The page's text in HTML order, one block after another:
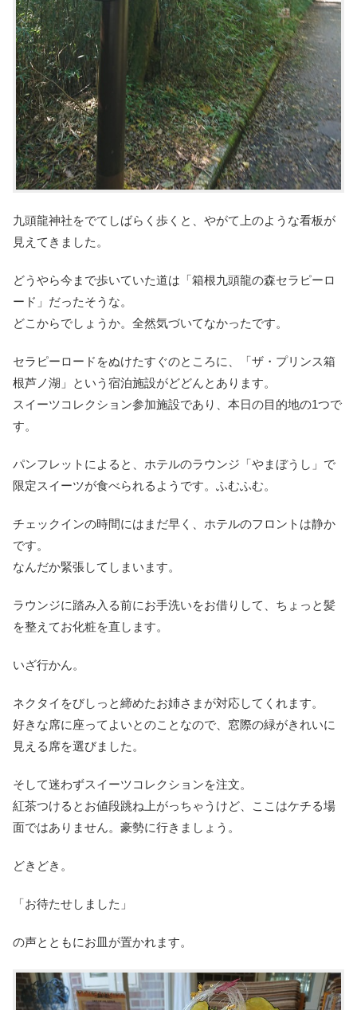
九頭龍神社をでてしばらく歩くと、やがて上のような看板が
見えてきました。
どうやら今まで歩いていた道は「箱根九頭龍の森セラピーロ
ード」だったそうな。
どこからでしょうか。全然気づいてなかったです。
セラピーロードをぬけたすぐのところに、「ザ・プリンス箱
根芦ノ湖」という宿泊施設がどどんとあります。
スイーツコレクション参加施設であり、本日の目的地の1つで
す。
パンフレットによると、ホテルのラウンジ「やまぼうし」で
限定スイーツが食べられるようです。ふむふむ。
チェックインの時間にはまだ早く、ホテルのフロントは静か
です。
なんだか緊張してしまいます。
ラウンジに踏み入る前にお手洗いをお借りして、ちょっと髪
を整えてお化粧を直します。
いざ行かん。
ネクタイをびしっと締めたお姉さまが対応してくれます。
好きな席に座ってよいとのことなので、窓際の緑がきれいに
見える席を選びました。
そして迷わずスイーツコレクションを注文。
紅茶つけるとお値段跳ね上がっちゃうけど、ここはケチる場
面ではありません。豪勢に行きましょう。
どきどき。
「お待たせしました」
の声とともにお皿が置かれます。